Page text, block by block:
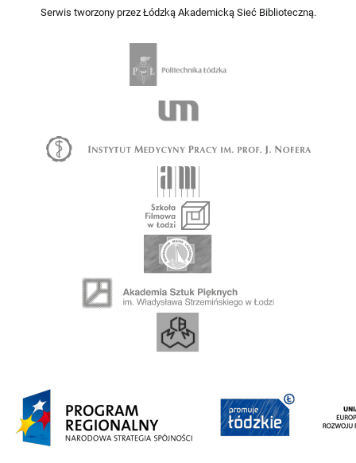
Serwis tworzony przez Łódzką Akademicką Sieć Biblioteczną.